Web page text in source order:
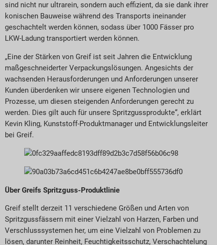
sind nicht nur ultrarein, sondern auch effizient, da sie dank ihrer
konischen Bauweise während des Transports ineinander
geschachtelt werden können, sodass über 1000 Fässer pro
LKW-Ladung transportiert werden können.
„Eine der Stärken von Greif ist seit Jahren die Entwicklung
maßgeschneiderter Verpackungslösungen. Angesichts der
wachsenden Herausforderungen und Anforderungen unserer
Kunden überdenken wir unsere eigenen Technologien und
Prozesse, um diesen steigenden Anforderungen gerecht zu
werden. Dies gilt auch für unsere Spritzgussprodukte“, erklärt
Kevin Kling, Kunststoff-Produktmanager und Entwicklungsleiter
bei Greif.
Über Greifs Spritzguss-Produktlinie
Greif stellt derzeit 11 verschiedene Größen und Arten von
Spritzgussfässern mit einer Vielzahl von Harzen, Farben und
Verschlusssystemen her, um eine Vielzahl von Problemen zu
lösen, darunter Reinheit, Feuchtigkeitsschutz, Verschachtelung